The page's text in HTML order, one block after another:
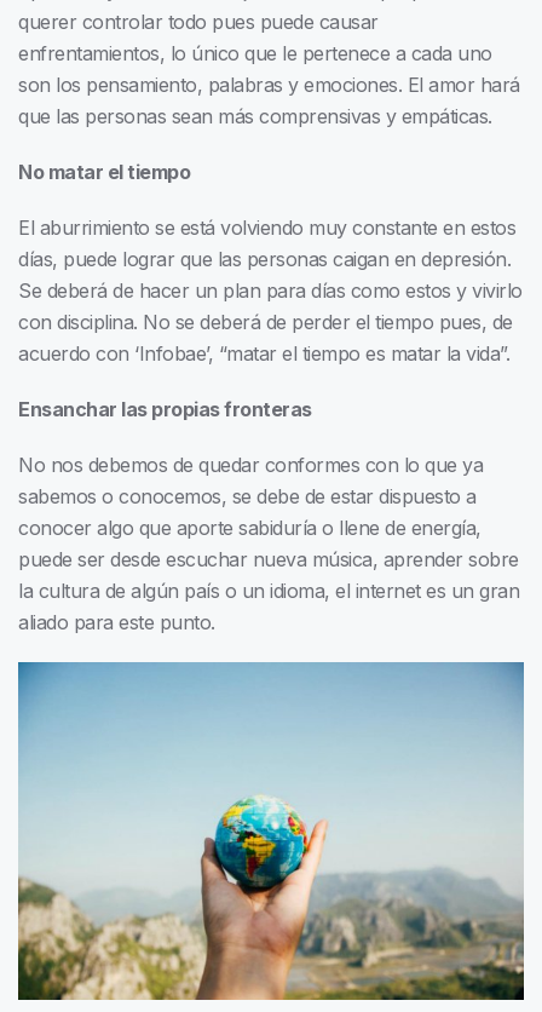
querer controlar todo pues puede causar
enfrentamientos, lo único que le pertenece a cada uno
son los pensamiento, palabras y emociones. El amor hará
que las personas sean más comprensivas y empáticas.
No matar el tiempo
El aburrimiento se está volviendo muy constante en estos
días, puede lograr que las personas caigan en depresión.
Se deberá de hacer un plan para días como estos y vivirlo
con disciplina. No se deberá de perder el tiempo pues, de
acuerdo con ‘Infobae’, “matar el tiempo es matar la vida”.
Ensanchar las propias fronteras
No nos debemos de quedar conformes con lo que ya
sabemos o conocemos, se debe de estar dispuesto a
conocer algo que aporte sabiduría o llene de energía,
puede ser desde escuchar nueva música, aprender sobre
la cultura de algún país o un idioma, el internet es un gran
aliado para este punto.